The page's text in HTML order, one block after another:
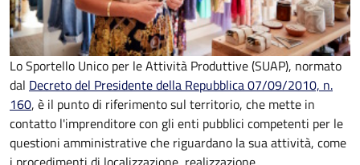
Lo Sportello Unico per le Attività Produttive (SUAP), normato
dal Decreto del Presidente della Repubblica 07/09/2010, n.
160, è il punto di riferimento sul territorio, che mette in
contatto l'imprenditore con gli enti pubblici competenti per le
questioni amministrative che riguardano la sua attività, come